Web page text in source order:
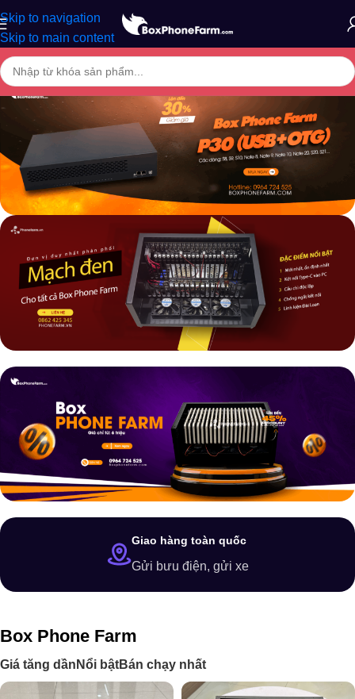
Skip to navigation
Skip to main content
Giao hàng toàn quốc
Gửi bưu điện, gửi xe
Box Phone Farm
Giá tăng dần Nổi bậtBán chạy nhất